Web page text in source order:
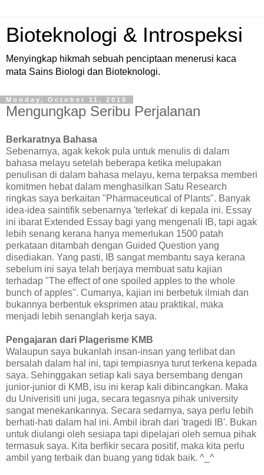
Bioteknologi & Introspeksi
Menyingkap hikmah sebuah penciptaan menerusi kaca
mata Sains Biologi dan Bioteknologi.
Monday, October 11, 2010
Mengungkap Seribu Perjalanan
Berkaratnya Bahasa
Sebenarnya, agak kekok pula untuk menulis di dalam
bahasa melayu setelah beberapa ketika melupakan
penulisan di dalam bahasa melayu, kerna terpaksa memberi
komitmen hebat dalam menghasilkan Satu Research
ringkas saya berkaitan "Pharmaceutical of Plants". Banyak
idea-idea saintifik sebenarnya 'terlekat' di kepala ini. Essay
ini ibarat Extended Essay bagi yang mengenali IB, tapi agak
lebih senang kerana hanya memerlukan 1500 patah
perkataan ditambah dengan Guided Question yang
disediakan. Yang pasti, IB sangat membantu saya kerana
sebelum ini saya telah berjaya membuat satu kajian
terhadap "The effect of one spoiled apples to the whole
bunch of apples". Cumanya, kajian ini berbetuk ilmiah dan
bukannya berbentuk eksprimen atau praktikal, maka
menjadi lebih senanglah kerja saya.
Pengajaran dari Plagerisme KMB
Walaupun saya bukanlah insan-insan yang terlibat dan
bersalah dalam hal ini, tapi tempiasnya turut terkena kepada
saya. Sehinggakan setiap kali saya bersembang dengan
junior-junior di KMB, isu ini kerap kali dibincangkan. Maka
du Univerisiti uni juga, secara tegasnya pihak university
sangat menekankannya. Secara sedarnya, saya perlu lebih
berhati-hati dalam hal ini. Ambil ibrah dari 'tragedi IB'. Bukan
untuk diulangi oleh sesiapa tapi dipelajari oleh semua pihak
termasuk saya. Kita berfikir secara positif, maka kita perlu
ambil yang terbaik dan buang yang tidak baik. ^_^